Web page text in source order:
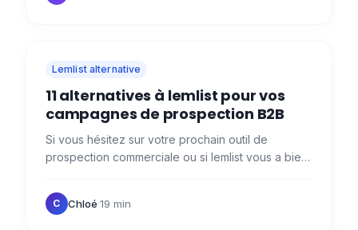
Lemlist alternative
11 alternatives à lemlist pour vos
campagnes de prospection B2B
Si vous hésitez sur votre prochain outil de
prospection commerciale ou si lemlist vous a bien
qui explosent…
C Chloé·19 min